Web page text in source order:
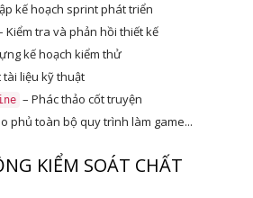
kế hoạch sprint phát triển
Kiểm tra và phản hồi thiết kế
kế hoạch kiểm thử
tài liệu kỹ thuật
– Phác thảo cốt truyện
phủ toàn bộ quy trình làm game...
KIỂM SOÁT CHẤT